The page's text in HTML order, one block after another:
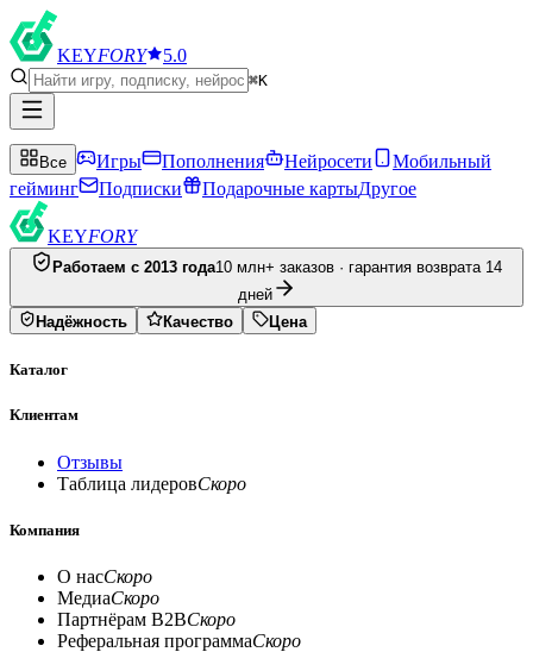
KEYFORY 5.0
⌘K
Все Игры Пополнения Нейросети
Мобильный
гейминг
Подписки Подарочные картыДругое
KEYFORY
Работаем с 2013 года10 млн+ заказов · гарантия возврата 14
дней
Надёжность
Качество Цена
Каталог
Клиентам
Отзывы
Таблица лидеровСкоро
Компания
О насСкоро
МедиаСкоро
Партнёрам B2BСкоро
Реферальная программаСкоро